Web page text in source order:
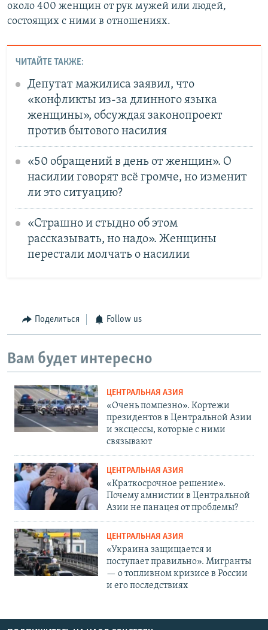
около 400 женщин от рук мужей или людей,
состоящих с ними в отношениях.
ЧИТАЙТЕ ТАКЖЕ:
Депутат мажилиса заявил, что
«конфликты из-за длинного языка
женщины», обсуждая законопроект
против бытового насилия
«50 обращений в день от женщин». О
насилии говорят всё громче, но изменит
ли это ситуацию?
«Страшно и стыдно об этом
рассказывать, но надо». Женщины
перестали молчать о насилии
Поделиться Follow us
Вам будет интересно
ЦЕНТРАЛЬНАЯ АЗИЯ
«Очень помпезно». Кортежи
президентов в Центральной Азии
и эксцессы, которые с ними
связывают
ЦЕНТРАЛЬНАЯ АЗИЯ
«Краткосрочное решение».
Почему амнистии в Центральной
Азии не панацея от проблемы?
ЦЕНТРАЛЬНАЯ АЗИЯ
«Украина защищается и
поступает правильно». Мигранты
— о топливном кризисе в России
и его последствиях